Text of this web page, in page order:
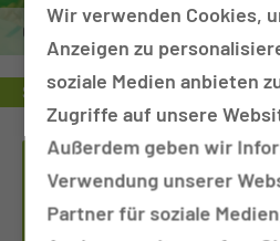
Chirurgie
Sprechstunde Chirurgie Port-
REINSBERG
Wir verwenden Cookies,
Anzeigen zu
soziale Medien anbieten
Zugriffe auf unsere
Außerdem geben wir
Verwendung unserer
Partner für soziale